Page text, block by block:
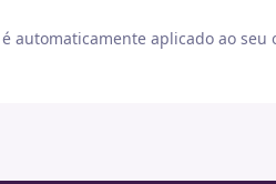
automaticamente aplicado ao